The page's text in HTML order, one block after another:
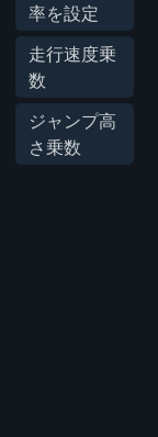
率を設定
走行速度乗
数
ジャンプ高
さ乗数